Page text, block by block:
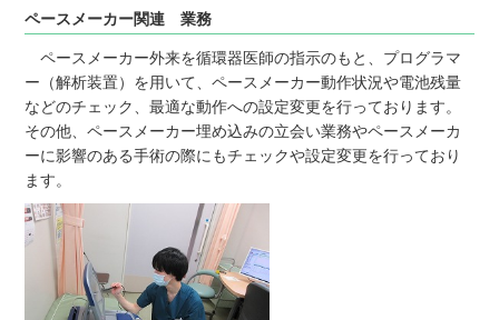
ペースメーカー関連 業務
ペースメーカー外来を循環器医師の指示のもと、プログラマ
ー（解析装置）を用いて、ペースメーカー動作状況や電池残量
などのチェック、最適な動作への設定変更を行っております。
その他、ペースメーカー埋め込みの立会い業務やペースメーカ
ーに影響のある手術の際にもチェックや設定変更を行っており
ます。